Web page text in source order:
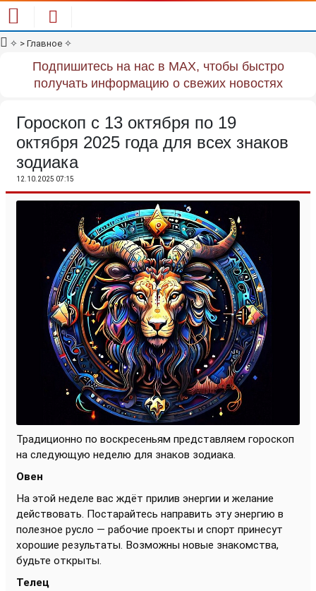
✧ > Главное ✧
Подпишитесь на нас в MAX, чтобы быстро
получать информацию о свежих новостях
Гороскоп с 13 октября по 19
октября 2025 года для всех знаков
зодиака
12.10.2025 07:15
Традиционно по воскресеньям представляем гороскоп
на следующую неделю для знаков зодиака.
Овен
На этой неделе вас ждёт прилив энергии и желание
действовать. Постарайтесь направить эту энергию в
полезное русло — рабочие проекты и спорт принесут
хорошие результаты. Возможны новые знакомства,
будьте открыты.
Телец